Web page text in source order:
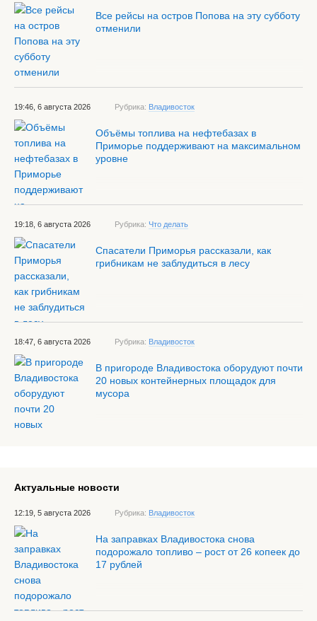
Все рейсы на остров Попова на эту субботу
отменили
19:46, 6 августа 2026 Рубрика: Владивосток
Объёмы топлива на нефтебазах в
Приморье поддерживают на максимальном
уровне
19:18, 6 августа 2026 Рубрика: Что делать
Спасатели Приморья рассказали, как
грибникам не заблудиться в лесу
18:47, 6 августа 2026 Рубрика: Владивосток
В пригороде Владивостока оборудуют почти
20 новых контейнерных площадок для
мусора
Актуальные новости
12:19, 5 августа 2026 Рубрика: Владивосток
На заправках Владивостока снова
подорожало топливо – рост от 26 копеек до
17 рублей